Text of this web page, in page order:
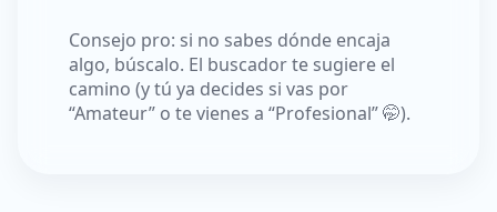
Consejo pro: si no sabes dónde encaja
algo, búscalo. El buscador te sugiere el
camino (y tú ya decides si vas por
“Amateur” o te vienes a “Profesional” 🤭).